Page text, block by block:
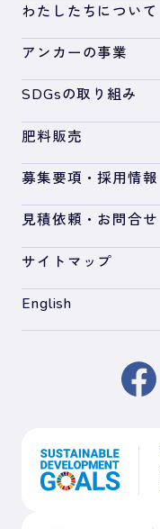
募集要項・採用情報
わたしたちについて
見積依頼・お問合せ
アンカーの事業
サイトマップ
SDGsの取り組み
English
肥料販売